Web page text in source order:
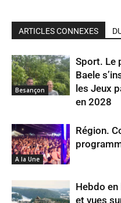
ARTICLES CONNEXES
Besançon
Sport. Le
Baele
les Jeux
en 2028
A la Une
Région.
Hebdo en
et vues